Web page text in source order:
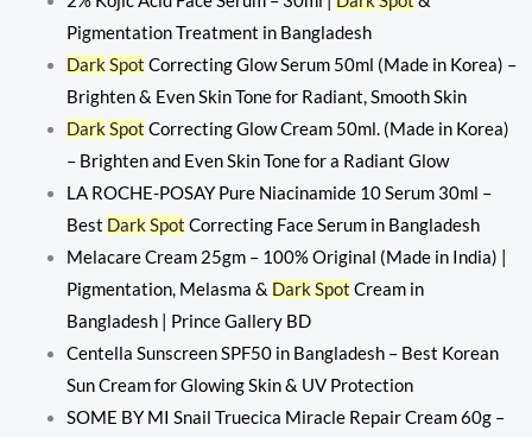
Pigmentation Treatment in Bangladesh
Dark Spot Correcting Glow Serum 50ml (Made in Korea) –
Brighten & Even Skin Tone for Radiant, Smooth Skin
Dark Spot Correcting Glow Cream 50ml. (Made in Korea)
– Brighten and Even Skin Tone for a Radiant Glow
LA ROCHE-POSAY Pure Niacinamide 10 Serum 30ml –
Best Dark Spot Correcting Face Serum in Bangladesh
Melacare Cream 25gm – 100% Original (Made in India) |
Pigmentation, Melasma & Dark Spot Cream in
Bangladesh | Prince Gallery BD
Centella Sunscreen SPF50 in Bangladesh – Best Korean
Sun Cream for Glowing Skin & UV Protection
SOME BY MI Snail Truecica Miracle Repair Cream 60g –